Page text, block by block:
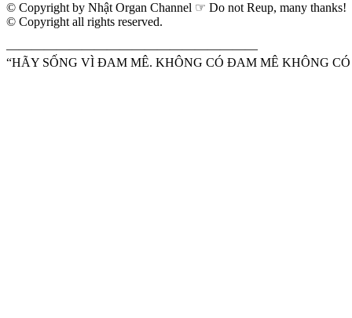
© Copyright by Nhật Organ Channel ☞ Do not Reup, many thanks!
© Copyright all rights reserved.
————————————————————
“HÃY SỐNG VÌ ĐAM MÊ. KHÔNG CÓ ĐAM MÊ KHÔNG